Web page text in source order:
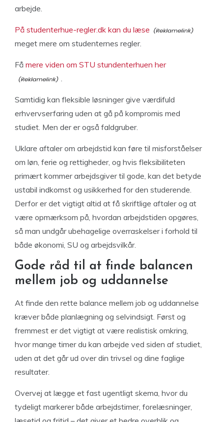
arbejde.
På studenterhue-regler.dk kan du læse
meget mere om studenternes regler.
Få mere viden om STU stundenterhuen her
.
Samtidig kan fleksible løsninger give værdifuld
erhvervserfaring uden at gå på kompromis med
studiet. Men der er også faldgruber.
Uklare aftaler om arbejdstid kan føre til misforståelser
om løn, ferie og rettigheder, og hvis fleksibiliteten
primært kommer arbejdsgiver til gode, kan det betyde
ustabil indkomst og usikkerhed for den studerende.
Derfor er det vigtigt altid at få skriftlige aftaler og at
være opmærksom på, hvordan arbejdstiden opgøres,
så man undgår ubehagelige overraskelser i forhold til
både økonomi, SU og arbejdsvilkår.
Gode råd til at finde balancen
mellem job og uddannelse
At finde den rette balance mellem job og uddannelse
kræver både planlægning og selvindsigt. Først og
fremmest er det vigtigt at være realistisk omkring,
hvor mange timer du kan arbejde ved siden af studiet,
uden at det går ud over din trivsel og dine faglige
resultater.
Overvej at lægge et fast ugentligt skema, hvor du
tydeligt markerer både arbejdstimer, forelæsninger,